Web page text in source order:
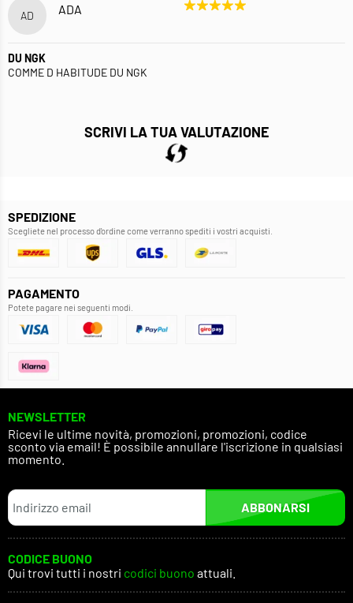
AD ADA
DU NGK
COMME D HABITUDE DU NGK
SCRIVI LA TUA VALUTAZIONE
SPEDIZIONE
Scegliete nel processo d'ordine come verranno spediti i vostri acquisti.
PAGAMENTO
Potete pagare nei seguenti modi.
NEWSLETTER
Ricevi le ultime novità, promozioni, promozioni, codice
sconto via email! È possibile annullare l'iscrizione in qualsiasi
momento.
ABBONARSI
CODICE BUONO
Qui trovi tutti i nostri codici buono attuali.